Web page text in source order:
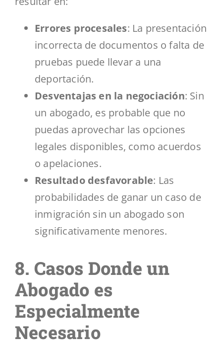
Errores procesales: La presentación
incorrecta de documentos o falta de
pruebas puede llevar a una
deportación.
Desventajas en la negociación: Sin
un abogado, es probable que no
puedas aprovechar las opciones
legales disponibles, como acuerdos
o apelaciones.
Resultado desfavorable: Las
probabilidades de ganar un caso de
inmigración sin un abogado son
significativamente menores.
8. Casos Donde un
Abogado es
Especialmente
Necesario